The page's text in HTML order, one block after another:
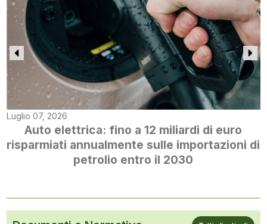
Luglio 07, 2026
Auto elettrica: fino a 12 miliardi di euro
risparmiati annualmente sulle importazioni di
petrolio entro il 2030